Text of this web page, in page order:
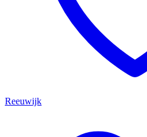
Reeuwijk